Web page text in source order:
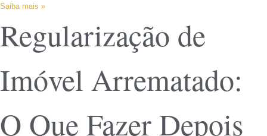
Saiba mais »
Regularização de
Imóvel Arrematado:
O Que Fazer Depois